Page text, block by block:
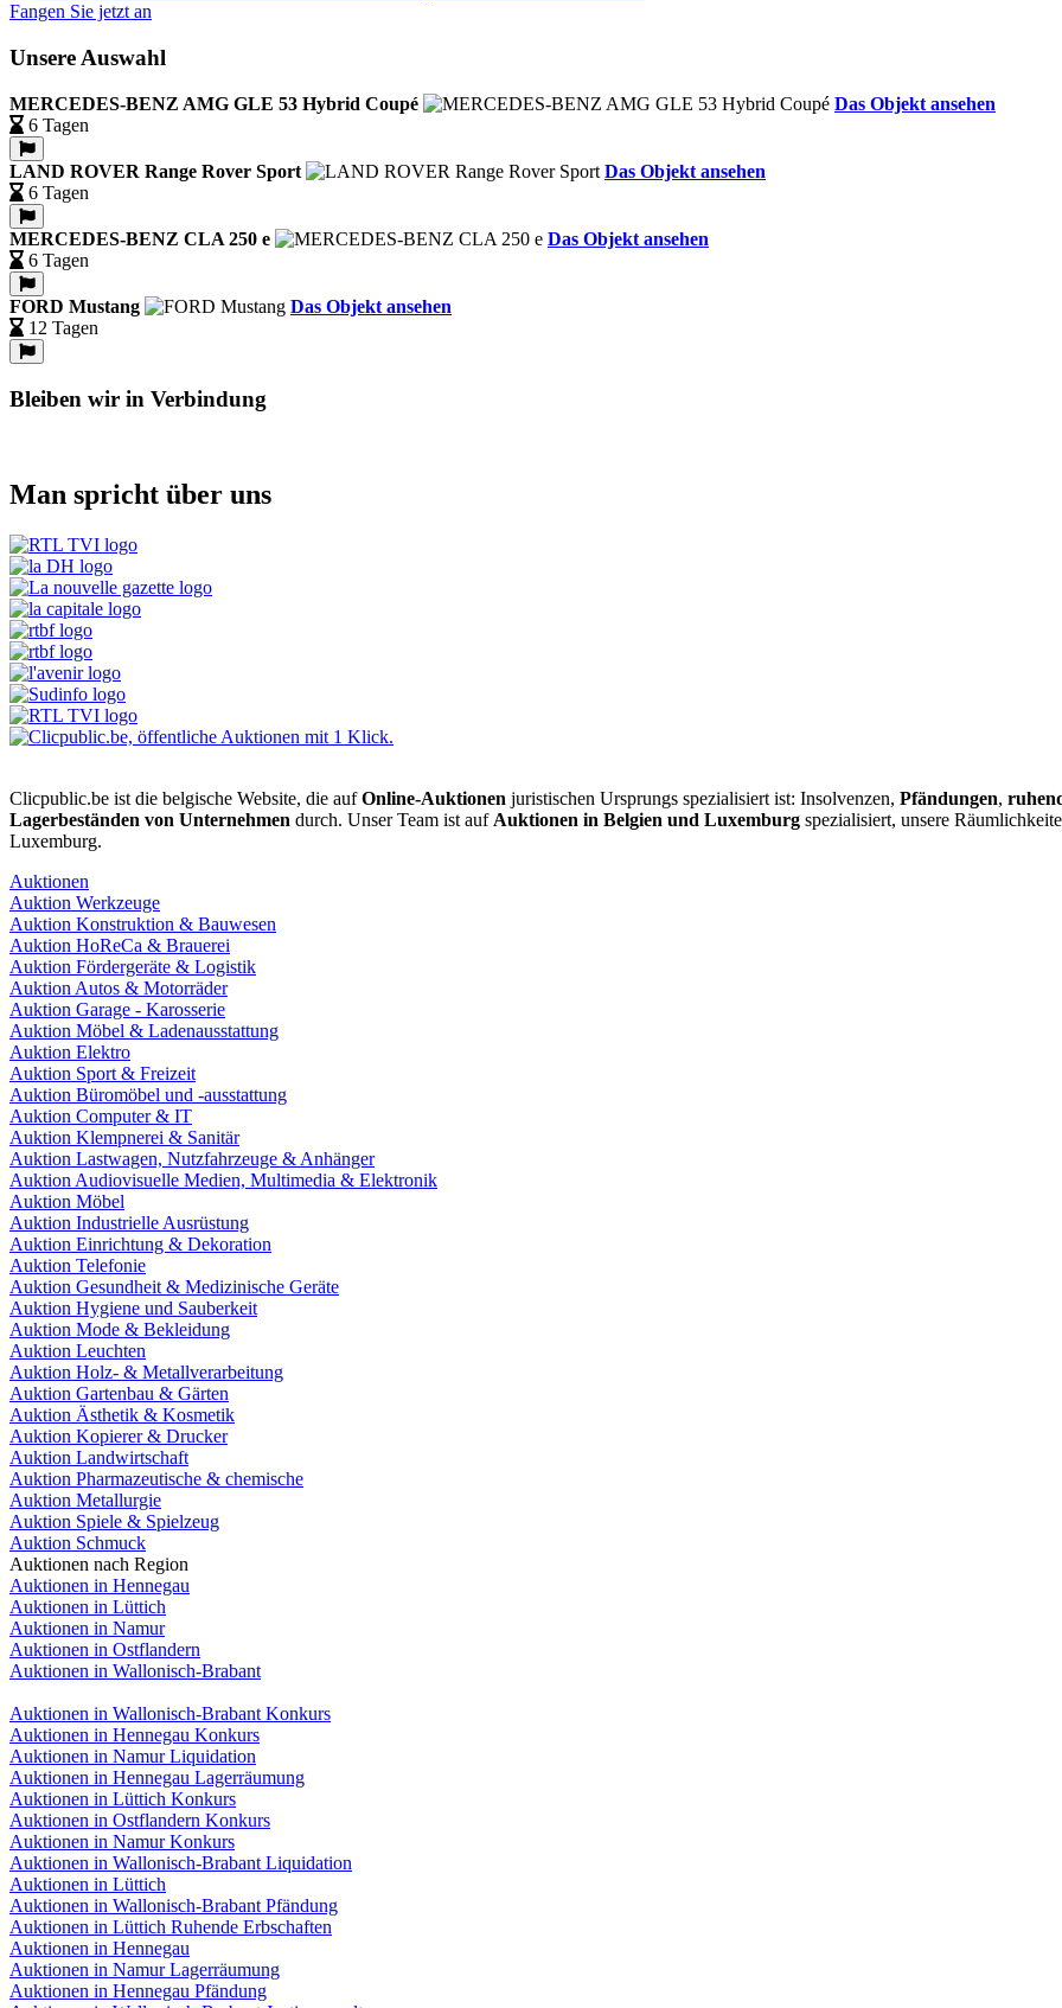
Fangen Sie jetzt an
Unsere Auswahl
MERCEDES-BENZ AMG GLE 53 Hybrid Coupé
Das Objekt ansehen
6 Tagen
LAND ROVER Range Rover Sport
Das Objekt ansehen
6 Tagen
MERCEDES-BENZ CLA 250 e
Das Objekt ansehen
6 Tagen
FORD Mustang
Das Objekt ansehen
12 Tagen
Bleiben wir in Verbindung
Man spricht über uns
Clicpublic.be ist die belgische Website, die aufOnline-Auktionen juristischen Ursprungs spezialisiert ist: Insolvenzen, Pfändungen,
Lagerbeständen von Unternehmen durch. Unser Team ist auf Auktionen in Belgien und Luxemburg spezialisiert, unsere
Luxemburg.
Auktionen
Auktion Werkzeuge
Auktion Konstruktion & Bauwesen
Auktion HoReCa & Brauerei
Auktion Fördergeräte & Logistik
Auktion Autos & Motorräder
Auktion Garage - Karosserie
Auktion Möbel & Ladenausstattung
Auktion Elektro
Auktion Sport & Freizeit
Auktion Büromöbel und -ausstattung
Auktion Computer & IT
Auktion Klempnerei & Sanitär
Auktion Lastwagen, Nutzfahrzeuge & Anhänger
Auktion Audiovisuelle Medien, Multimedia & Elektronik
Auktion Möbel
Auktion Industrielle Ausrüstung
Auktion Einrichtung & Dekoration
Auktion Telefonie
Auktion Gesundheit & Medizinische Geräte
Auktion Hygiene und Sauberkeit
Auktion Mode & Bekleidung
Auktion Leuchten
Auktion Holz- & Metallverarbeitung
Auktion Gartenbau & Gärten
Auktion Ästhetik & Kosmetik
Auktion Kopierer & Drucker
Auktion Landwirtschaft
Auktion Pharmazeutische & chemische
Auktion Metallurgie
Auktion Spiele & Spielzeug
Auktion Schmuck
Auktionen nach Region
Auktionen in Hennegau
Auktionen in Lüttich
Auktionen in Namur
Auktionen in Ostflandern
Auktionen in Wallonisch-Brabant
Auktionen in Wallonisch-Brabant Konkurs
Auktionen in Hennegau Konkurs
Auktionen in Namur Liquidation
Auktionen in Hennegau Lagerräumung
Auktionen in Lüttich Konkurs
Auktionen in Ostflandern Konkurs
Auktionen in Namur Konkurs
Auktionen in Wallonisch-Brabant Liquidation
Auktionen in Lüttich
Auktionen in Wallonisch-Brabant Pfändung
Auktionen in Lüttich Ruhende Erbschaften
Auktionen in Hennegau
Auktionen in Namur Lagerräumung
Auktionen in Hennegau Pfändung